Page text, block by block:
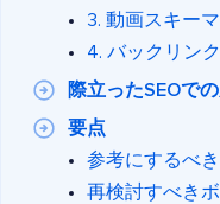
3. 動画スキー
4. バックリン
際立ったSEOで
要点
参考にするべ
再検討すべき